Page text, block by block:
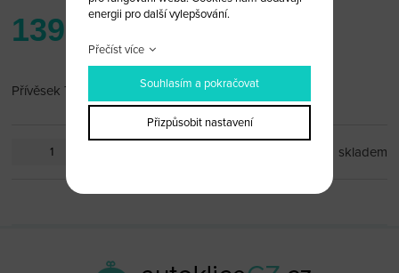
139 Kč
Přívěsek Toyota
skladem
energii pro další vylepšování.
Přečíst více
Souhlasím a pokračovat
Přizpůsobit nastavení